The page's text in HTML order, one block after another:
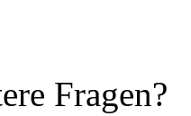
Fragen?